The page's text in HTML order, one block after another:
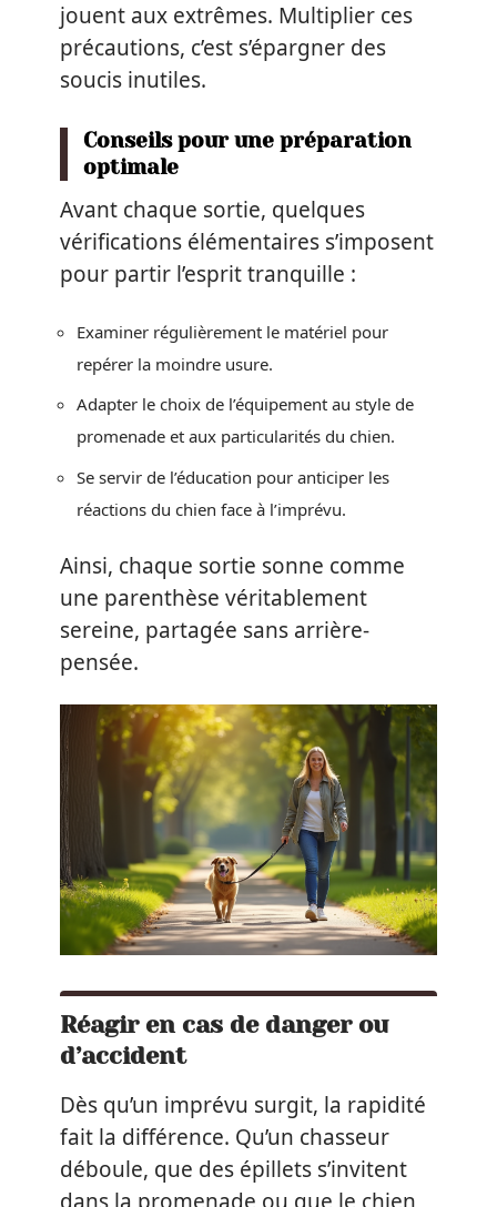
jouent aux extrêmes. Multiplier ces
précautions, c’est s’épargner des
soucis inutiles.
Conseils pour une préparation
optimale
Avant chaque sortie, quelques
vérifications élémentaires s’imposent
pour partir l’esprit tranquille :
Examiner régulièrement le matériel pour
repérer la moindre usure.
Adapter le choix de l’équipement au style de
promenade et aux particularités du chien.
Se servir de l’éducation pour anticiper les
réactions du chien face à l’imprévu.
Ainsi, chaque sortie sonne comme
une parenthèse véritablement
sereine, partagée sans arrière-
pensée.
Réagir en cas de danger ou
d’accident
Dès qu’un imprévu surgit, la rapidité
fait la différence. Qu’un chasseur
déboule, que des épillets s’invitent